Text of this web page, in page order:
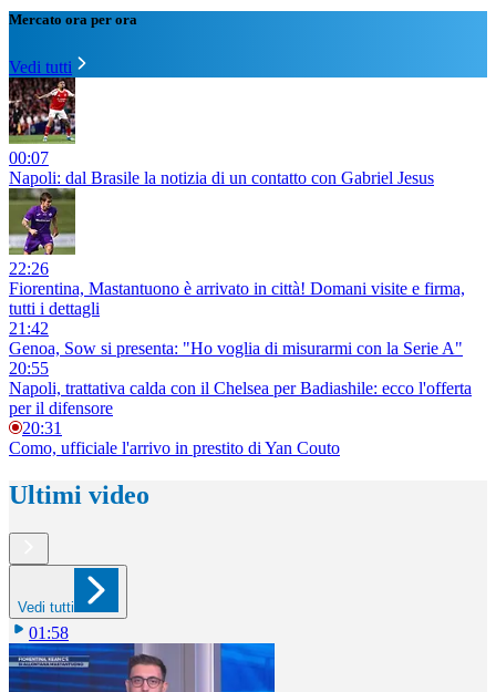
Mercato ora per ora
Vedi tutti
00:07
Napoli: dal Brasile la notizia di un contatto con Gabriel Jesus
22:26
Fiorentina, Mastantuono è arrivato in città! Domani visite e firma,
tutti i dettagli
21:42
Genoa, Sow si presenta: "Ho voglia di misurarmi con la Serie A"
20:55
Napoli, trattativa calda con il Chelsea per Badiashile: ecco l'offerta
per il difensore
20:31
Como, ufficiale l'arrivo in prestito di Yan Couto
Ultimi video
Vedi tutti
01:58